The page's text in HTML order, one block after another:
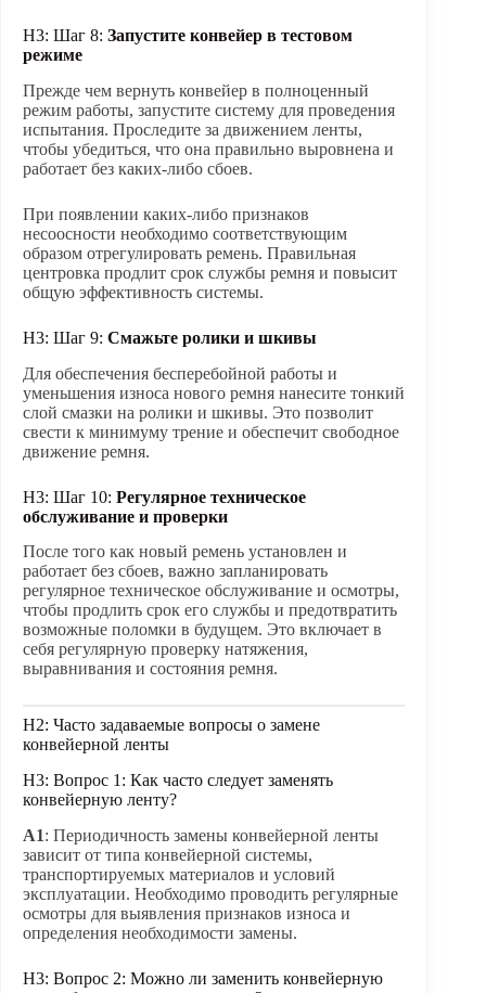
H3: Шаг 8: Запустите конвейер в тестовом
режиме
Прежде чем вернуть конвейер в полноценный
режим работы, запустите систему для проведения
испытания. Проследите за движением ленты,
чтобы убедиться, что она правильно выровнена и
работает без каких-либо сбоев.
При появлении каких-либо признаков
несоосности необходимо соответствующим
образом отрегулировать ремень. Правильная
центровка продлит срок службы ремня и повысит
общую эффективность системы.
H3: Шаг 9: Смажьте ролики и шкивы
Для обеспечения бесперебойной работы и
уменьшения износа нового ремня нанесите тонкий
слой смазки на ролики и шкивы. Это позволит
свести к минимуму трение и обеспечит свободное
движение ремня.
H3: Шаг 10: Регулярное техническое
обслуживание и проверки
После того как новый ремень установлен и
работает без сбоев, важно запланировать
регулярное техническое обслуживание и осмотры,
чтобы продлить срок его службы и предотвратить
возможные поломки в будущем. Это включает в
себя регулярную проверку натяжения,
выравнивания и состояния ремня.
H2: Часто задаваемые вопросы о замене
конвейерной ленты
H3: Вопрос 1: Как часто следует заменять
конвейерную ленту?
A1: Периодичность замены конвейерной ленты
зависит от типа конвейерной системы,
транспортируемых материалов и условий
эксплуатации. Необходимо проводить регулярные
осмотры для выявления признаков износа и
определения необходимости замены.
H3: Вопрос 2: Можно ли заменить конвейерную